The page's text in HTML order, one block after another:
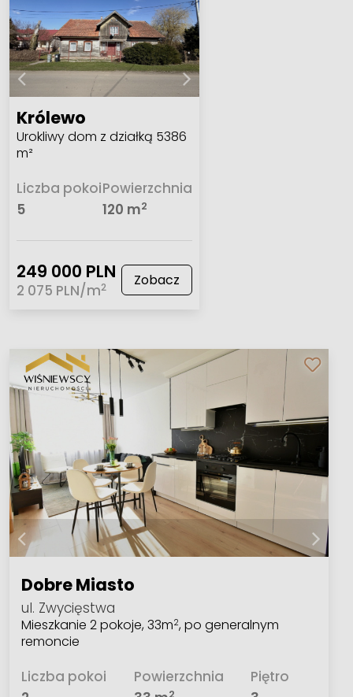
Królewo
Urokliwy dom z działką 5386
m²
Liczba pokoi
5
Powierzchnia
120 m2
249 000 PLN
2 075 PLN/m2 Zobacz
Dobre Miasto
ul. Zwycięstwa
Mieszkanie 2 pokoje, 33m2, po generalnym
remoncie
Liczba pokoi
Powierzchnia
2
Piętro